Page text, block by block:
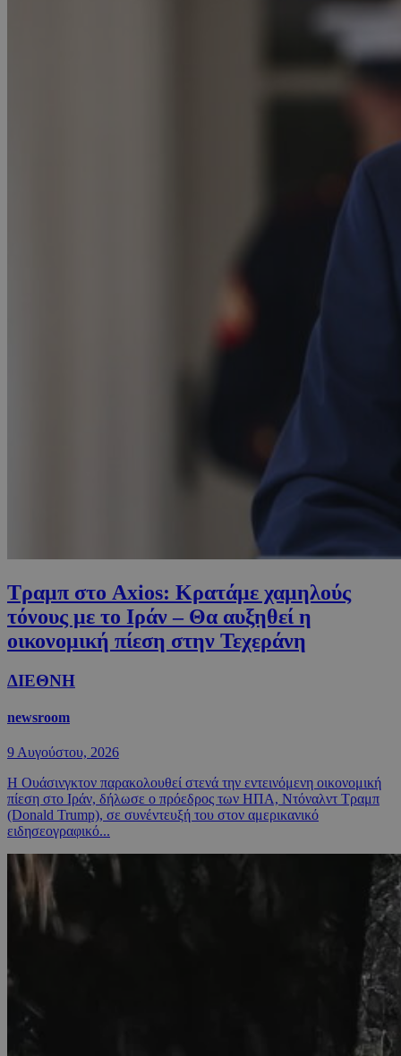
Τραμπ στο Axios: Κρατάμε χαμηλούς
τόνους με το Ιράν – Θα αυξηθεί η
οικονομική πίεση στην Τεχεράνη
ΔΙΕΘΝΗ
newsroom
9 Αυγούστου, 2026
Η Ουάσινγκτον παρακολουθεί στενά την εντεινόμενη οικονομική
πίεση στο Ιράν, δήλωσε ο πρόεδρος των ΗΠΑ, Ντόναλντ Τραμπ
(Donald Trump), σε συνέντευξή του στον αμερικανικό
ειδησεογραφικό...